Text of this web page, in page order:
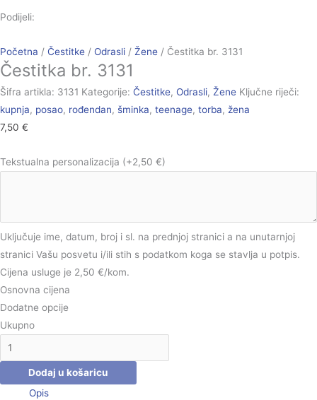
Podijeli:
Početna / Čestitke / Odrasli / Žene / Čestitka br. 3131
Čestitka br. 3131
Šifra artikla: 3131 Kategorije: Čestitke, Odrasli, Žene Ključne riječi:
kupnja, posao, rođendan, šminka, teenage, torba, žena
7,50 €
Tekstualna personalizacija (+2,50 €)
Uključuje ime, datum, broj i sl. na prednjoj stranici a na unutarnjoj
stranici Vašu posvetu i/ili stih s podatkom koga se stavlja u potpis.
Cijena usluge je 2,50 €/kom.
Osnovna cijena
Dodatne opcije
Ukupno
Dodaj u košaricu
Opis